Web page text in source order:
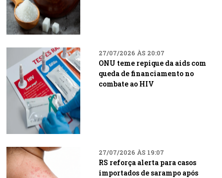
27/07/2026 ÀS 20:07
ONU teme repique da aids com
queda de financiamento no
combate ao HIV
27/07/2026 ÀS 19:07
RS reforça alerta para casos
importados de sarampo após